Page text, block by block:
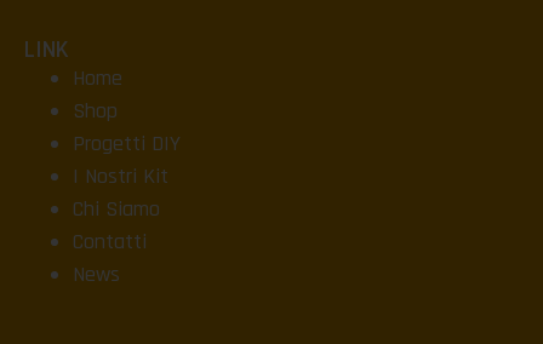
LINK
Home
Shop
Progetti DIY
I Nostri Kit
Chi Siamo
Contatti
News